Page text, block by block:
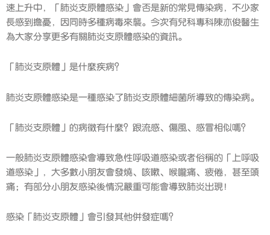
速上升中，「肺炎支原體感染」會否是新的常見傳染病，不少家
長感到擔憂，因同時多種病毒來襲。今次有兒科專科陳亦俊醫生
為大家分享更多有關肺炎支原體感染的資訊。
「肺炎支原體」是什麼疾病？
肺炎支原體感染是一種感染了肺炎支原體細菌所導致的傳染病。
「肺炎支原體」的病徵有什麼？跟流感、傷風、感冒相似嗎？
一般肺炎支原體感染會導致急性呼吸道感染或者俗稱的「上呼吸
道感染」，大多數小朋友會發燒、咳嗽、喉嚨痛、疲倦，甚至頭
痛；有部分小朋友感染後情況嚴重可能會導致肺炎出現！
感染「肺炎支原體」會引發其他併發症嗎？